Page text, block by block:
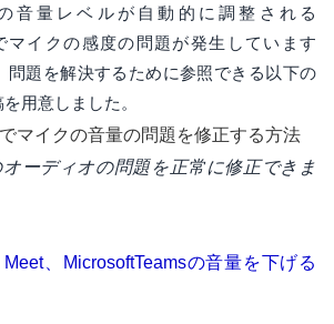
音量レベルが自動的に調整される
マイクの感度の問題が発生しています
問題を解決するために参照できる以下の
用意しました。
マイクの音量の問題を修正する方法
オーディオの問題を正常に修正できま
、MicrosoftTeamsの音量を下げる